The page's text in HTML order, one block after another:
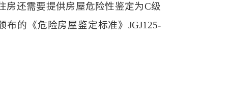
房还需要提供房屋危险性鉴定为C级
的《危险房屋鉴定标准》JGJ125-